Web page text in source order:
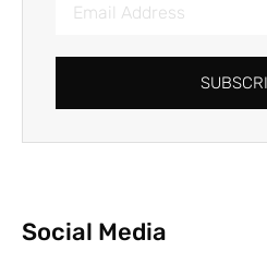
Social Media